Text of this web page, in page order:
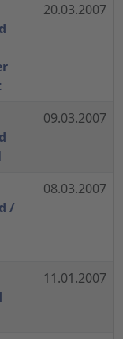
20.03.2007
09.03.2007
/
08.03.2007
11.01.2007